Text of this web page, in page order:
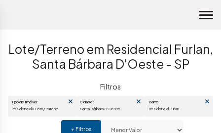
Lote/Terreno em Residencial Furlan,
Santa Bárbara D'Oeste - SP
Residencial » Lote/Terreno Santa Bárbara D'Oeste